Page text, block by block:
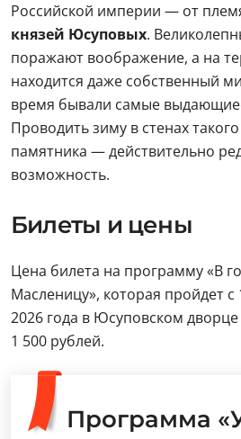
Российской империи — от
князей Юсуповых.
поражают воображение, а на
находится даже собственный
время бывали самые
Проводить зиму в стенах
памятника — действительно
возможность.
Билеты и цены
Цена билета на программу «В
Масленицу», которая пройдет с
2026 года в Юсуповском
1 500 рублей.
Программа